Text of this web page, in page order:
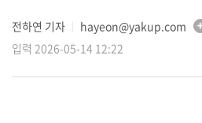
전하연 기자
hayeon@yakup.com
입력 2026-05-14 12:22